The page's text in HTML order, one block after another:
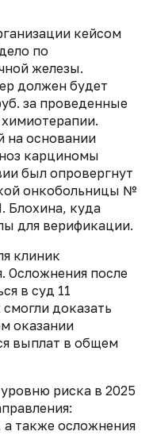
кейсом
по
железы.
должен будет
за проведенные
на основании
карциномы
был опровергнут
онкобольницы №
куда
для верификации.
клиник
Осложнения после
в суд 11
доказать
оказании
выплат в общем
риска в 2025
также осложнения